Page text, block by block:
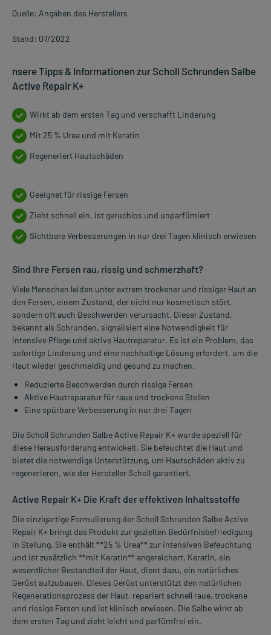
Quelle: Angaben des Herstellers
Stand: 07/2022
nsere Tipps & Informationen zur Scholl Schrunden Salbe
Active Repair K+
Wirkt ab dem ersten Tag und verschafft Linderung
Mit 25 % Urea und mit Keratin
Regeneriert Hautschäden
Geeignet für rissige Fersen
Zieht schnell ein, ist geruchlos und unparfümiert
Sichtbare Verbesserungen in nur drei Tagen klinisch erwiesen
Sind Ihre Fersen rau, rissig und schmerzhaft?
Viele Menschen leiden unter extrem trockener und rissiger Haut an
den Fersen, einem Zustand, der nicht nur kosmetisch stört,
sondern oft auch Beschwerden verursacht. Dieser Zustand,
bekannt als Schrunden, signalisiert eine Notwendigkeit für
intensive Pflege und aktive Hautreparatur. Es ist ein Problem, das
sofortige Linderung und eine nachhaltige Lösung erfordert, um die
Haut wieder geschmeidig und gesund zu machen.
Reduzierte Beschwerden durch rissige Fersen
Aktive Hautreparatur für raue und trockene Stellen
Eine spürbare Verbesserung in nur drei Tagen
Die Scholl Schrunden Salbe Active Repair K+ wurde speziell für
diese Herausforderung entwickelt. Sie befeuchtet die Haut und
bietet die notwendige Unterstützung, um Hautschäden aktiv zu
regenerieren, wie der Hersteller Scholl garantiert.
Active Repair K+ Die Kraft der effektiven Inhaltsstoffe
Die einzigartige Formulierung der Scholl Schrunden Salbe Active
Repair K+ bringt das Produkt zur gezielten Bedürfnisbefriedigung
in Stellung. Sie enthält **25 % Urea** zur intensiven Befeuchtung
und ist zusätzlich **mit Keratin** angereichert. Keratin, ein
wesentlicher Bestandteil der Haut, dient dazu, ein natürliches
Gerüst aufzubauen. Dieses Gerüst unterstützt den natürlichen
Regenerationsprozess der Haut, repariert schnell raue, trockene
und rissige Fersen und ist klinisch erwiesen. Die Salbe wirkt ab
dem ersten Tag und zieht leicht und parfümfrei ein.